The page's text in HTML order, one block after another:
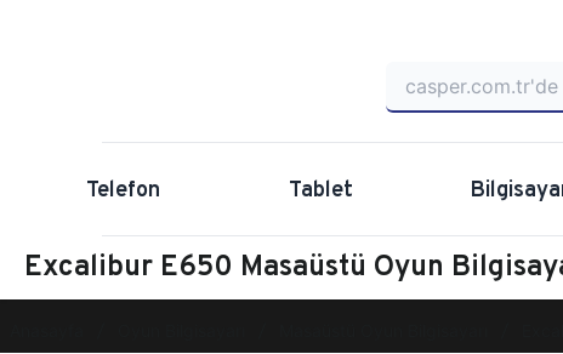
Telefon Tablet
Excalibur E650 Masaüstü Oyun